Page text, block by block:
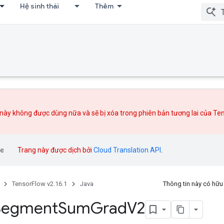
Hệ sinh thái Thêm
không được dùng nữa và sẽ bị xóa trong phiên bản tương lai của
Trang này được dịch bởi Cloud Translation API
TensorFlow v2.16.1 Java Thông tin này có
SumGradV2